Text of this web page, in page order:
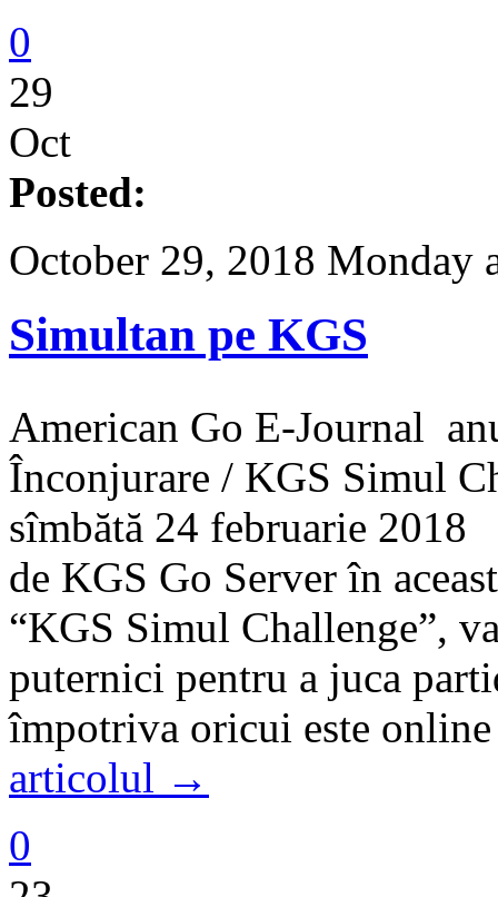
0
29
Oct
Posted:
October 29, 2018 Monday
Simultan pe KGS
American Go E-Journal
Înconjurare / KGS Simul
sîmbătă 24 februarie
de KGS Go Server în
“KGS Simul Challenge”,
puternici pentru a juca
împotriva oricui este
articolul →
0